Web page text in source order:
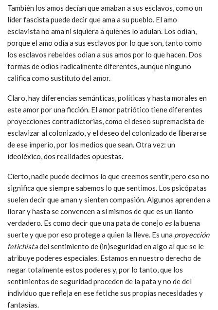
También los amos decían que amaban a sus esclavos, como un
líder fascista puede decir que ama a su pueblo. El amo
esclavista no ama ni siquiera a quienes lo adulan. Los odian,
porque el amo odia a sus esclavos por lo que son, tanto como
los esclavos rebeldes odian a sus amos por lo que hacen. Dos
formas de odios radicalmente diferentes, aunque ninguno
califica como sustituto del amor.
Claro, hay diferencias semánticas, políticas y hasta morales en
este amor por una ficción. El amor patriótico tiene diferentes
proyecciones contradictorias, como el deseo supremacista de
esclavizar al colonizado, y el deseo del colonizado de liberarse
de ese imperio, por los medios que sean. Otra vez: un
ideoléxico, dos realidades opuestas.
Cierto, nadie puede decirnos lo que creemos sentir, pero eso no
significa que siempre sabemos lo que sentimos. Los psicópatas
suelen decir que aman y sienten compasión. Algunos aprenden a
llorar y hasta se convencen a sí mismos de que es un llanto
verdadero. Es como decir que una pata de conejo esla buena
suerte y que por eso protege a quien la lleve. Es una proyección
fetichistadel sentimiento de (in)seguridad en algo al que se le
atribuye poderes especiales. Estamos en nuestro derecho de
negar totalmente estos poderes y, por lo tanto, que los
sentimientos de seguridad proceden de la pata y no de del
individuo que refleja en ese fetiche sus propias necesidades y
fantasías.